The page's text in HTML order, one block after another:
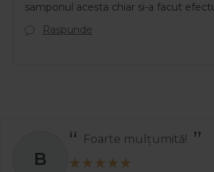
samponul acesta chiar si-a facut
Raspunde
S
Recomand